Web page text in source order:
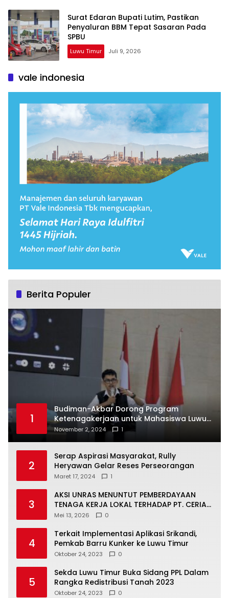
Surat Edaran Bupati Lutim, Pastikan
Penyaluran BBM Tepat Sasaran Pada
SPBU
Luwu Timur Juli 9, 2026
vale indonesia
Berita Populer
1
Budiman-Akbar Dorong Program
Ketenagakerjaan untuk Mahasiswa Luwu
Timur, Juru Bicara: Ini Peluang Nyata bagi
November 2, 2024 1
2
Serap Aspirasi Masyarakat, Rully
Heryawan Gelar Reses Perseorangan
Maret 17, 2024 1
3
AKSI UNRAS MENUNTUT PEMBERDAYAAN
TENAGA KERJA LOKAL TERHADAP PT. CERIA
NUGRAHA LESTARI
Mei 13, 2026 0
4
Terkait Implementasi Aplikasi Srikandi,
Pemkab Barru Kunker ke Luwu Timur
Oktober 24, 2023 0
5
Sekda Luwu Timur Buka Sidang PPL Dalam
Rangka Redistribusi Tanah 2023
Oktober 24, 2023 0